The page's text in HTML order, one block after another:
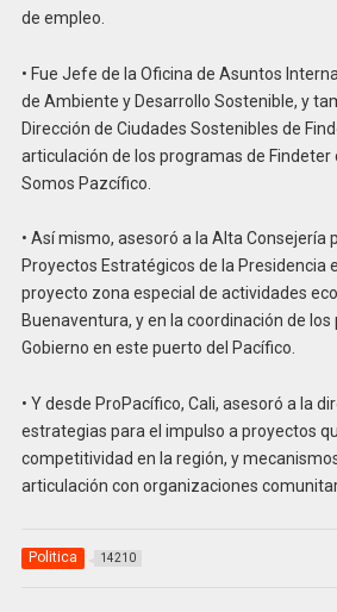
de empleo.
• Fue Jefe de la Oficina de Asuntos
de Ambiente y Desarrollo Sostenible, y
Dirección de Ciudades Sostenibles de
articulación de los programas de Findeter
Somos Pazcífico.
• Así mismo, asesoró a la Alta Consejería
Proyectos Estratégicos de la Presidencia
proyecto zona especial de actividades
Buenaventura, y en la coordinación de los
Gobierno en este puerto del Pacífico.
• Y desde ProPacífico, Cali, asesoró a la
estrategias para el impulso a proyectos
competitividad en la región, y
articulación con organizaciones
Politica 14210